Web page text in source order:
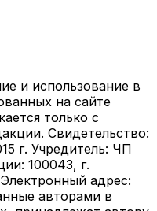
и использование в
на сайте
только с
Свидетельство:
г. Учредитель: ЧП
100043, г.
адрес:
авторами в